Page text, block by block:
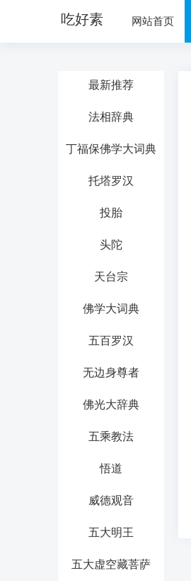
吃好素 网站首页
最新推荐
法相辞典
丁福保佛学大词典
托塔罗汉
投胎
头陀
天台宗
佛学大词典
五百罗汉
无边身尊者
佛光大辞典
五乘教法
悟道
威德观音
五大明王
五大虚空藏菩萨